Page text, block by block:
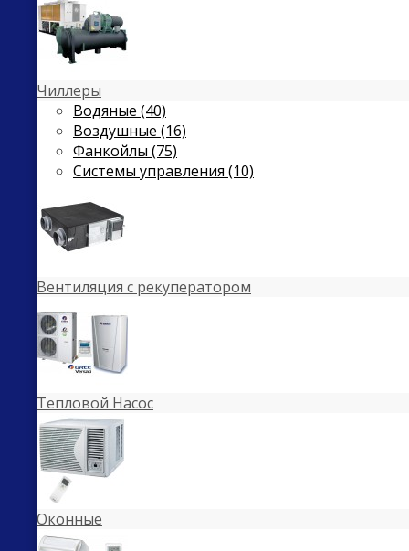
Чиллеры
Водяные (40)
Воздушные (16)
Фанкойлы (75)
Системы управления (10)
Вентиляция с рекуператором
Тепловой Насос
Оконные